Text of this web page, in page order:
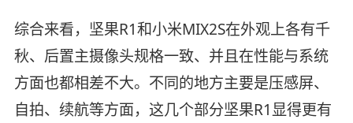
综合来看，坚果R1和小米MIX2S在外观上各有千
秋、后置主摄像头规格一致、并且在性能与系统
方面也都相差不大。不同的地方主要是压感屏、
自拍、续航等方面，这几个部分坚果R1显得更有